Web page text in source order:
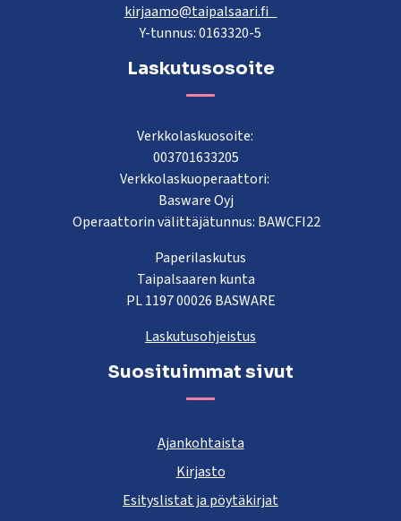
kirjaamo@taipalsaari.fi
Y-tunnus: 0163320-5
Laskutusosoite
Verkkolaskuosoite:
003701633205
Verkkolaskuoperaattori:
Basware Oyj
Operaattorin välittäjätunnus: BAWCFI22
Paperilaskutus
Taipalsaaren kunta
PL 1197 00026 BASWARE
Laskutusohjeistus
Suosituimmat sivut
Ajankohtaista
Kirjasto
Esityslistat ja pöytäkirjat